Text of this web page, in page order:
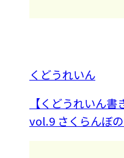
くどうれいん
【くどうれいん書
vol.9 さくらんぼ